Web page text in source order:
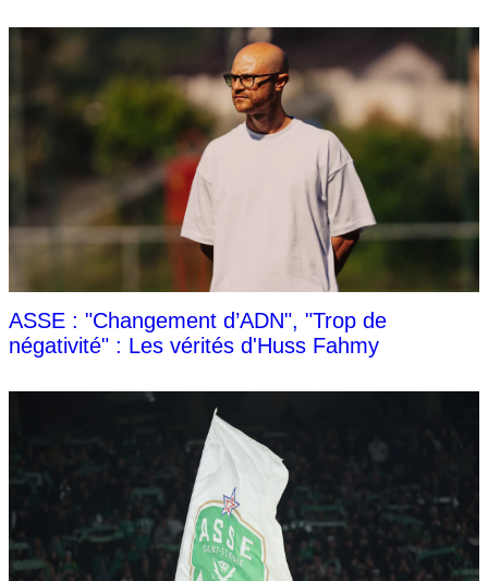
ASSE : "Changement d’ADN", "Trop de
négativité" : Les vérités d'Huss Fahmy